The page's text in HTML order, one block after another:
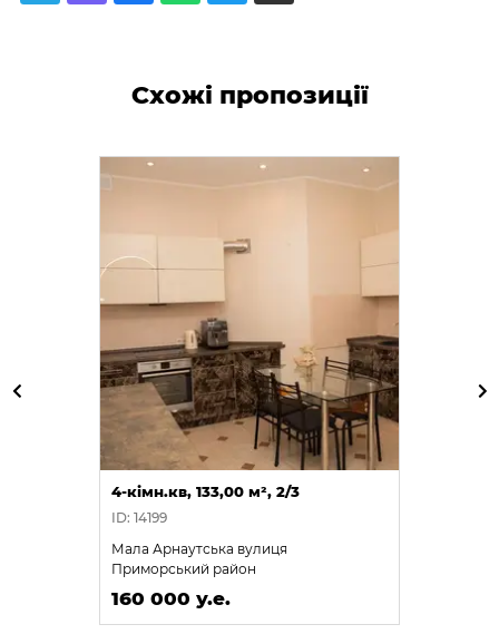
Схожі пропозиції
4-кімн.кв, 133,00 м², 2/3
ID: 14199
Мала Арнаутська вулиця
Приморський район
160 000 у.е.